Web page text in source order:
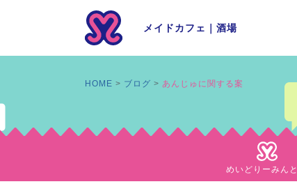
メイドカフェ ｜ 酒場
めいどりーみん
HOME ブログ あんじゅに関する案